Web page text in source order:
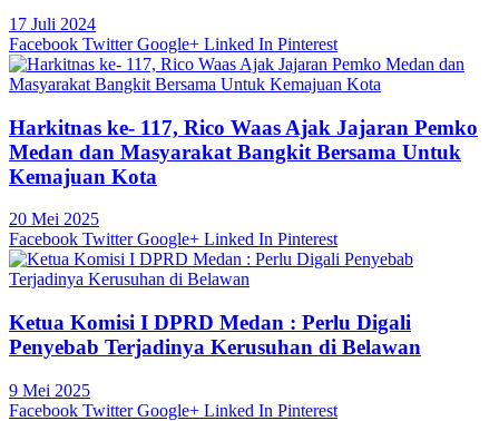
17 Juli 2024
Facebook Twitter Google+ Linked In Pinterest
Harkitnas ke- 117, Rico Waas Ajak Jajaran Pemko
Medan dan Masyarakat Bangkit Bersama Untuk
Kemajuan Kota
20 Mei 2025
Facebook Twitter Google+ Linked In Pinterest
Ketua Komisi I DPRD Medan : Perlu Digali
Penyebab Terjadinya Kerusuhan di Belawan
9 Mei 2025
Facebook Twitter Google+ Linked In Pinterest